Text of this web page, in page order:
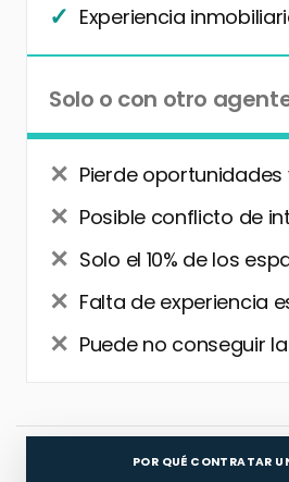
Experiencia
Solo o con otro
Pierde
Posible conflicto de
Solo el 10% de los
Falta de experiencia
Puede no conseguir
POR QUÉ CONTRATAR